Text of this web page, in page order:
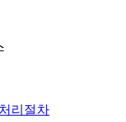
리절차